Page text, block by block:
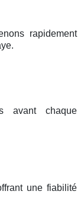
rapidement
avant chaque
une fiabilité